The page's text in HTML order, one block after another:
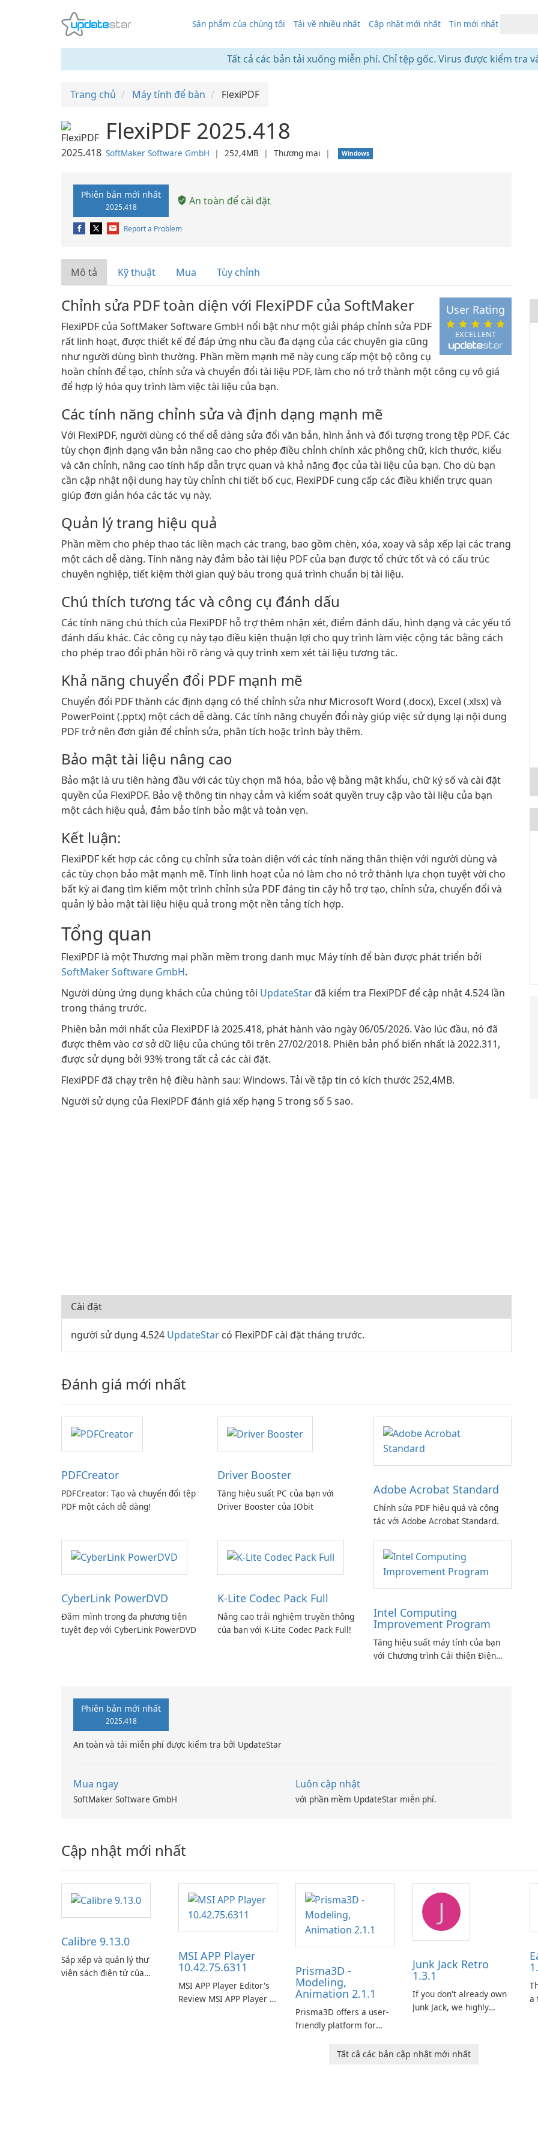
Sản phẩm của chúng tôi Tải về nhiều nhất Cập nhật mới nhất Tin mới nhất
Tất cả các bản tải xuống miễn phí. Chỉ tệp gốc. Virus được kiểm tra
Trang chủ Máy tính để bàn FlexiPDF
FlexiPDF 2025.418
SoftMaker Software GmbH ❘ 252,4MB ❘ Thương mại ❘ Windows
Phiên bản mới nhất
2025.418 An toàn để cài đặt
Report a Problem
Mô tả Kỹ thuật Mua Tùy chỉnh
EXCELLENT
User Rating
Chỉnh sửa PDF toàn diện với FlexiPDF của SoftMaker
FlexiPDF của SoftMaker Software GmbH nổi bật như một giải pháp chỉnh sửa PDF
rất linh hoạt, được thiết kế để đáp ứng nhu cầu đa dạng của các chuyên gia cũng
như người dùng bình thường. Phần mềm mạnh mẽ này cung cấp một bộ công cụ
hoàn chỉnh để tạo, chỉnh sửa và chuyển đổi tài liệu PDF, làm cho nó trở thành một công cụ vô giá
để hợp lý hóa quy trình làm việc tài liệu của bạn.
Các tính năng chỉnh sửa và định dạng mạnh mẽ
Với FlexiPDF, người dùng có thể dễ dàng sửa đổi văn bản, hình ảnh và đối tượng trong tệp PDF. Các
tùy chọn định dạng văn bản nâng cao cho phép điều chỉnh chính xác phông chữ, kích thước, kiểu
và căn chỉnh, nâng cao tính hấp dẫn trực quan và khả năng đọc của tài liệu của bạn. Cho dù bạn
cần cập nhật nội dung hay tùy chỉnh chi tiết bố cục, FlexiPDF cung cấp các điều khiển trực quan
giúp đơn giản hóa các tác vụ này.
Quản lý trang hiệu quả
Phần mềm cho phép thao tác liền mạch các trang, bao gồm chèn, xóa, xoay và sắp xếp lại các trang
một cách dễ dàng. Tính năng này đảm bảo tài liệu PDF của bạn được tổ chức tốt và có cấu trúc
chuyên nghiệp, tiết kiệm thời gian quý báu trong quá trình chuẩn bị tài liệu.
Chú thích tương tác và công cụ đánh dấu
Các tính năng chú thích của FlexiPDF hỗ trợ thêm nhận xét, điểm đánh dấu, hình dạng và các yếu tố
đánh dấu khác. Các công cụ này tạo điều kiện thuận lợi cho quy trình làm việc cộng tác bằng cách
cho phép trao đổi phản hồi rõ ràng và quy trình xem xét tài liệu tương tác.
Khả năng chuyển đổi PDF mạnh mẽ
Chuyển đổi PDF thành các định dạng có thể chỉnh sửa như Microsoft Word (.docx), Excel (.xlsx) và
PowerPoint (.pptx) một cách dễ dàng. Các tính năng chuyển đổi này giúp việc sử dụng lại nội dung
PDF trở nên đơn giản để chỉnh sửa, phân tích hoặc trình bày thêm.
Bảo mật tài liệu nâng cao
Bảo mật là ưu tiên hàng đầu với các tùy chọn mã hóa, bảo vệ bằng mật khẩu, chữ ký số và cài đặt
quyền của FlexiPDF. Bảo vệ thông tin nhạy cảm và kiểm soát quyền truy cập vào tài liệu của bạn
một cách hiệu quả, đảm bảo tính bảo mật và toàn vẹn.
Kết luận:
FlexiPDF kết hợp các công cụ chỉnh sửa toàn diện với các tính năng thân thiện với người dùng và
các tùy chọn bảo mật mạnh mẽ. Tính linh hoạt của nó làm cho nó trở thành lựa chọn tuyệt vời cho
bất kỳ ai đang tìm kiếm một trình chỉnh sửa PDF đáng tin cậy hỗ trợ tạo, chỉnh sửa, chuyển đổi và
quản lý bảo mật tài liệu hiệu quả trong một nền tảng tích hợp.
Tổng quan
FlexiPDF là một Thương mại phần mềm trong danh mục Máy tính để bàn được phát triển bởi
SoftMaker Software GmbH.
Người dùng ứng dụng khách của chúng tôi UpdateStar đã kiểm tra FlexiPDF để cập nhật 4.524 lần
trong tháng trước.
Phiên bản mới nhất của FlexiPDF là 2025.418, phát hành vào ngày 06/05/2026. Vào lúc đầu, nó đã
được thêm vào cơ sở dữ liệu của chúng tôi trên 27/02/2018. Phiên bản phổ biến nhất là 2022.311,
được sử dụng bởi 93% trong tất cả các cài đặt.
FlexiPDF đã chạy trên hệ điều hành sau: Windows. Tải về tập tin có kích thước 252,4MB.
Người sử dụng của FlexiPDF đánh giá xếp hạng 5 trong số 5 sao.
Cài đặt
người sử dụng 4.524 UpdateStar có FlexiPDF cài đặt tháng trước.
Đánh giá mới nhất
PDFCreator
PDFCreator: Tạo và chuyển đổi tệp
PDF một cách dễ dàng!
Driver Booster
Tăng hiệu suất PC của bạn với
Driver Booster của IObit
Adobe Acrobat Standard
Chỉnh sửa PDF hiệu quả và cộng
tác với Adobe Acrobat Standard.
CyberLink PowerDVD
Đắm mình trong đa phương tiện
tuyệt đẹp với CyberLink PowerDVD
K-Lite Codec Pack Full
Nâng cao trải nghiệm truyền thông
của bạn với K-Lite Codec Pack Full!
Intel Computing
Improvement Program
Tăng hiệu suất máy tính của bạn
với Chương trình Cải thiện Điện
Phiên bản mới nhất
2025.418
An toàn và tải miễn phí được kiểm tra bởi UpdateStar
Mua ngay
SoftMaker Software GmbH
Luôn cập nhật
với phần mềm UpdateStar miễn phí.
Cập nhật mới nhất
Calibre 9.13.0
Sắp xếp và quản lý thư
viện sách điện tử của
MSI APP Player
10.42.75.6311
MSI APP Player Editor's
Review MSI APP Player is
Prisma3D -
Modeling,
Animation 2.1.1
Prisma3D offers a user-
friendly platform for
bring their imagination
J
Junk Jack Retro
1.3.1
If you don't already own
Junk Jack, we highly
game is where it all
a
Tất cả các bản cập nhật mới nhất